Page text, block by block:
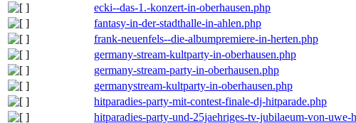
ecki--das-1.-konzert-in-oberhausen.php
fantasy-in-der-stadthalle-in-ahlen.php
frank-neuenfels--die-albumpremiere-in-herten.php
germany-stream-kultparty-in-oberhausen.php
germany-stream-party-in-oberhausen.php
germanystream-kultparty-in-oberhausen.php
hitparadies-party-mit-contest-finale-dj-hitparade.php
hitparadies-party-und-25jaehriges-tv-jubilaeum-von-uwe-